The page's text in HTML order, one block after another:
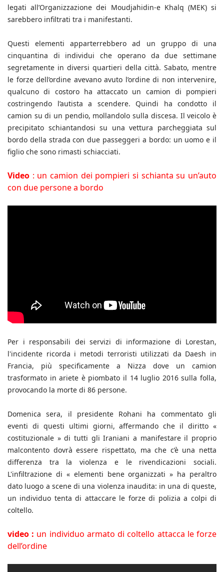
legati all’Organizzazione dei Moudjahidin-e Khalq (MEK) si
sarebbero infiltrati tra i manifestanti.
Questi elementi apparterrebbero ad un gruppo di una
cinquantina di individui che operano da due settimane
segretamente in diversi quartieri della città. Sabato, mentre
le forze dell’ordine avevano avuto l’ordine di non intervenire,
qualcuno di costoro ha attaccato un camion di pompieri
costringendo l’autista a scendere. Quindi ha condotto il
camion su di un pendio, mollandolo sulla discesa. Il veicolo è
precipitato schiantandosi su una vettura parcheggiata sul
bordo della strada con due passeggeri a bordo: un uomo e il
figlio che sono rimasti schiacciati.
Video : un camion dei pompieri si schianta su un’auto
con due persone a bordo
Per i responsabili dei servizi di informazione di Lorestan,
l'incidente ricorda i metodi terroristi utilizzati da Daesh in
Francia, più specificamente a Nizza dove un camion
trasformato in ariete è piombato il 14 luglio 2016 sulla folla,
provocando la morte di 86 persone.
Domenica sera, il presidente Rohani ha commentato gli
eventi di questi ultimi giorni, affermando che il diritto «
costituzionale » di tutti gli Iraniani a manifestare il proprio
malcontento dovrà essere rispettato, ma che c’è una netta
differenza tra la violenza e le rivendicazioni sociali.
L'infiltrazione di « elementi bene organizzati » ha peraltro
dato luogo a scene di una violenza inaudita: in una di queste,
un individuo tenta di attaccare le forze di polizia a colpi di
coltello.
video : un individuo armato di coltello attacca le forze
dell’ordine